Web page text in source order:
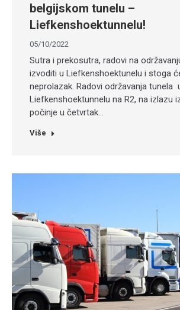
belgijskom tunelu –
Liefkenshoektunnelu!
05/10/2022
Sutra i prekosutra, radovi na
izvoditi u Liefkenshoektunelu i stoga
neprolazak. Radovi održavanja tunela
Liefkenshoektunnelu na R2, na izlazu
počinje u četvrtak…
Više